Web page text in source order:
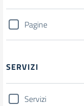
Pagine
SERVIZI
Servizi